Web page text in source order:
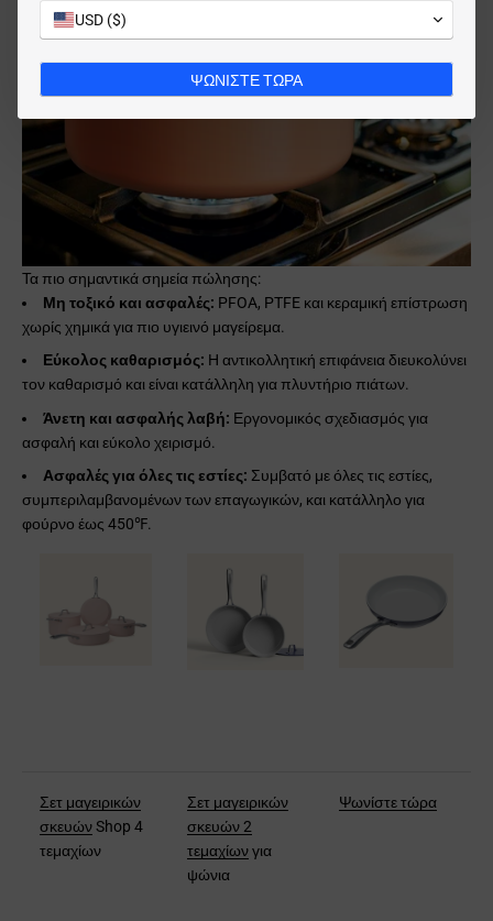
Τα πιο σημαντικά σημεία πώλησης:
Μη τοξικό και ασφαλές: PFOA, PTFE και κεραμική επίστρωση
χωρίς χημικά για πιο υγιεινό μαγείρεμα.
Εύκολος καθαρισμός: Η αντικολλητική επιφάνεια διευκολύνει
τον καθαρισμό και είναι κατάλληλη για πλυντήριο πιάτων.
Άνετη και ασφαλής λαβή: Εργονομικός σχεδιασμός για
ασφαλή και εύκολο χειρισμό.
Ασφαλές για όλες τις εστίες: Συμβατό με όλες τις εστίες,
συμπεριλαμβανομένων των επαγωγικών, και κατάλληλο για
φούρνο έως 450℉.
Σετ μαγειρικών
σκευώνShop 4
τεμαχίων
Σετ μαγειρικών
σκευών 2
τεμαχίωνγια
ψώνια
Ψωνίστε τώρα
USD ($)
ΨΩΝΙΣΤΕ ΤΩΡΑ